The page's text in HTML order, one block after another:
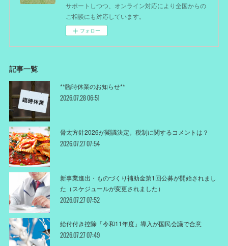
サポートしつつ、オンライン対応により全国からの
ご相談にも対応しています。
フォロー
記事一覧
**臨時休業のお知らせ**
2026.07.28 06:51
骨太方針2026が閣議決定。税制に関するコメントは？
2026.07.27 07:54
新事業進出・ものづくり補助金第1回公募が開始されまし
た（スケジュールが変更されました）
2026.07.27 07:52
給付付き控除「令和11年度」導入が国民会議で合意
2026.07.27 07:49